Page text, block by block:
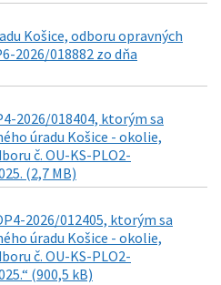
Košice, odboru opravných
2026/018882 zo dňa
2026/018404, ktorým sa
úradu Košice - okolie,
č. OU-KS-PLO2-
(2,7 MB)
2026/012405, ktorým sa
úradu Košice - okolie,
č. OU-KS-PLO2-
(900,5 kB)